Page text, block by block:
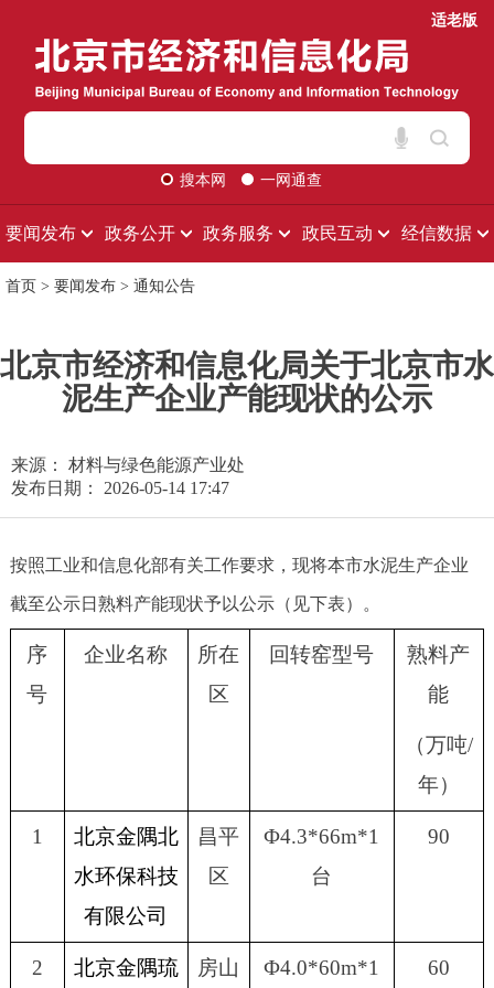
适老版
搜本网 一网通查
要闻发布 政务公开 政务服务 政民互动 经信数据
首页 > 要闻发布 > 通知公告
北京市经济和信息化局关于北京市水
泥生产企业产能现状的公示
来源： 材料与绿色能源产业处
发布日期： 2026-05-14 17:47
按照工业和信息化部有关工作要求，现将本市水泥生产企业
截至公示日熟料产能现状予以公示（见下表）。
序
号
企业名称
所在
区
回转窑型号
熟料产
能
（万吨/
年）
1
北京金隅北
水环保科技
有限公司
昌平
区
Ф4.3*66m*1
台
90
2 北京金隅琉 房山 Ф4.0*60m*1 60